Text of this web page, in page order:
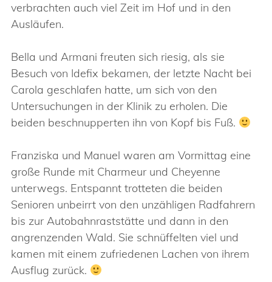
verbrachten auch viel Zeit im Hof und in den
Ausläufen.
Bella und Armani freuten sich riesig, als sie
Besuch von Idefix bekamen, der letzte Nacht bei
Carola geschlafen hatte, um sich von den
Untersuchungen in der Klinik zu erholen. Die
beiden beschnupperten ihn von Kopf bis Fuß.
Franziska und Manuel waren am Vormittag eine
große Runde mit Charmeur und Cheyenne
unterwegs. Entspannt trotteten die beiden
Senioren unbeirrt von den unzähligen Radfahrern
bis zur Autobahnraststätte und dann in den
angrenzenden Wald. Sie schnüffelten viel und
kamen mit einem zufriedenen Lachen von ihrem
Ausflug zurück.